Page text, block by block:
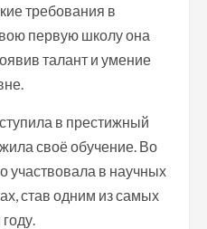
требования в
первую школу она
талант и умение
в престижный
своё обучение. Во
участвовала в научных
став одним из самых